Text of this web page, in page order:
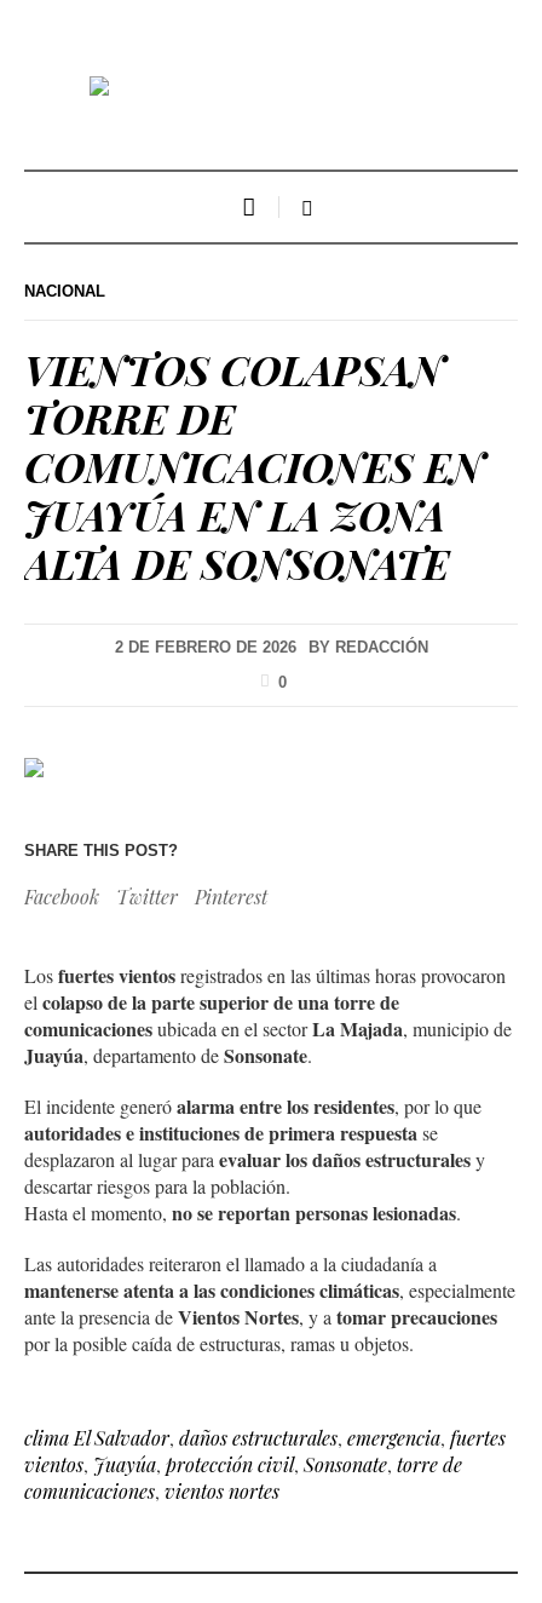
NACIONAL
VIENTOS COLAPSAN
TORRE DE
COMUNICACIONES EN
JUAYÚA EN LA ZONA
ALTA DE SONSONATE
2 DE FEBRERO DE 2026 BY REDACCIÓN
0
SHARE THIS POST?
Facebook Twitter Pinterest
Losfuertes vientosregistrados en las últimas horas provocaron
el colapso de la parte superior de una torre de
comunicacionesubicada en el sectorLa Majada, municipio de
Juayúa, departamento deSonsonate.
El incidente generóalarma entre los residentes, por lo que
autoridades e instituciones de primera respuestase
desplazaron al lugar para evaluar los daños estructuralesy
descartar riesgos para la población.
Hasta el momento, no se reportan personas lesionadas.
Las autoridades reiteraron el llamado a la ciudadanía a
mantenerse atenta a las condiciones climáticas, especialmente
ante la presencia deVientos Nortes, y a tomar precauciones
por la posible caída de estructuras, ramas u objetos.
clima El Salvador, daños estructurales, emergencia, fuertes
vientos, Juayúa, protección civil, Sonsonate, torre de
comunicaciones, vientos nortes